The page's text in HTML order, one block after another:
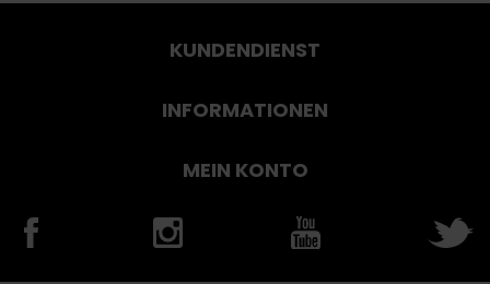
KUNDENDIENST
INFORMATIONEN
MEIN KONTO